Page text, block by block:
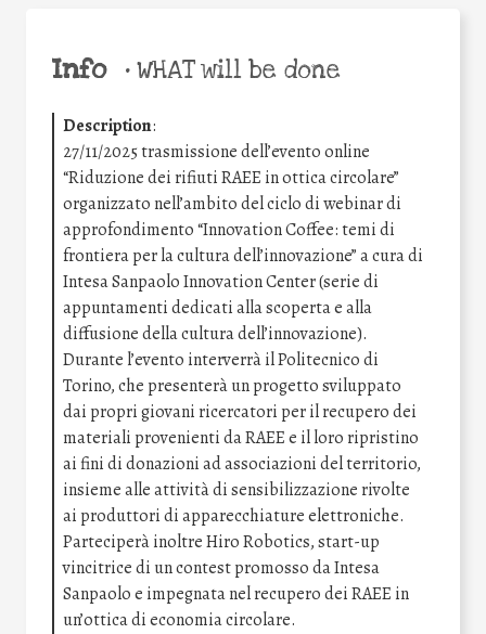
Info •WHAT will be done
Description:
27/11/2025 trasmissione dell’evento online
“Riduzione dei rifiuti RAEE in ottica circolare”
organizzato nell’ambito del ciclo di webinar di
approfondimento “Innovation Coffee: temi di
frontiera per la cultura dell’innovazione” a cura di
Intesa Sanpaolo Innovation Center (serie di
appuntamenti dedicati alla scoperta e alla
diffusione della cultura dell’innovazione).
Durante l’evento interverrà il Politecnico di
Torino, che presenterà un progetto sviluppato
dai propri giovani ricercatori per il recupero dei
materiali provenienti da RAEE e il loro ripristino
ai fini di donazioni ad associazioni del territorio,
insieme alle attività di sensibilizzazione rivolte
ai produttori di apparecchiature elettroniche.
Parteciperà inoltre Hiro Robotics, start-up
vincitrice di un contest promosso da Intesa
Sanpaolo e impegnata nel recupero dei RAEE in
un’ottica di economia circolare.